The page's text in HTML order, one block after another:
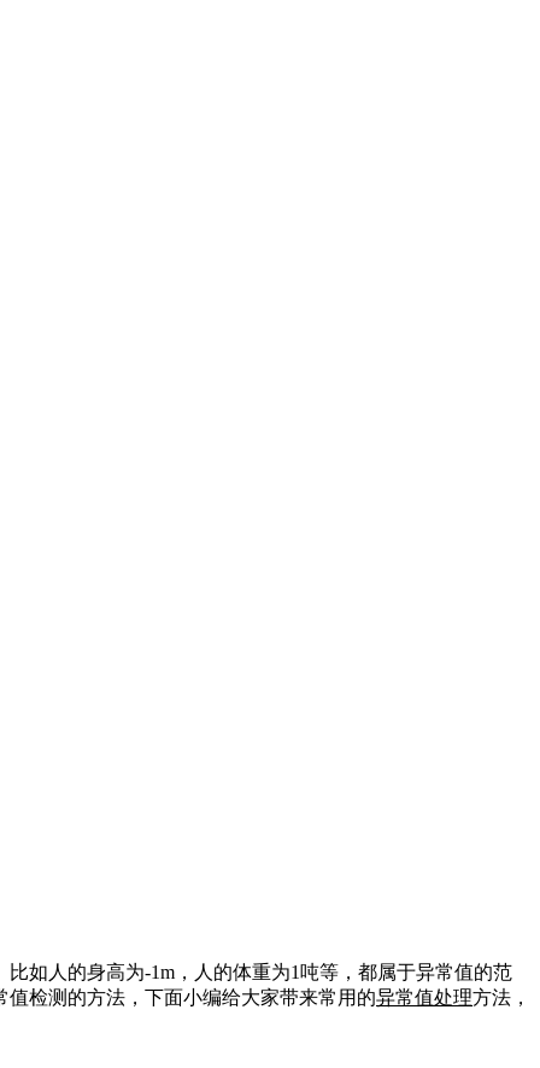
如人的身高为-1m，人的体重为1吨等，都属于异常值的范
值检测的方法，下面小编给大家带来常用的异常值处理方法，